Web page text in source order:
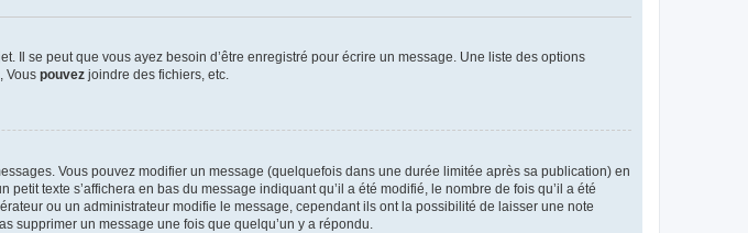
Il se peut que vous ayez besoin d’être enregistré pour écrire un message. Une liste des options
Vous pouvez joindre des fichiers, etc.
Vous pouvez modifier un message (quelquefois dans une durée limitée après sa publication) en
texte s’affichera en bas du message indiquant qu’il a été modifié, le nombre de fois qu’il a été
ou un administrateur modifie le message, cependant ils ont la possibilité de laisser une note
supprimer un message une fois que quelqu’un y a répondu.